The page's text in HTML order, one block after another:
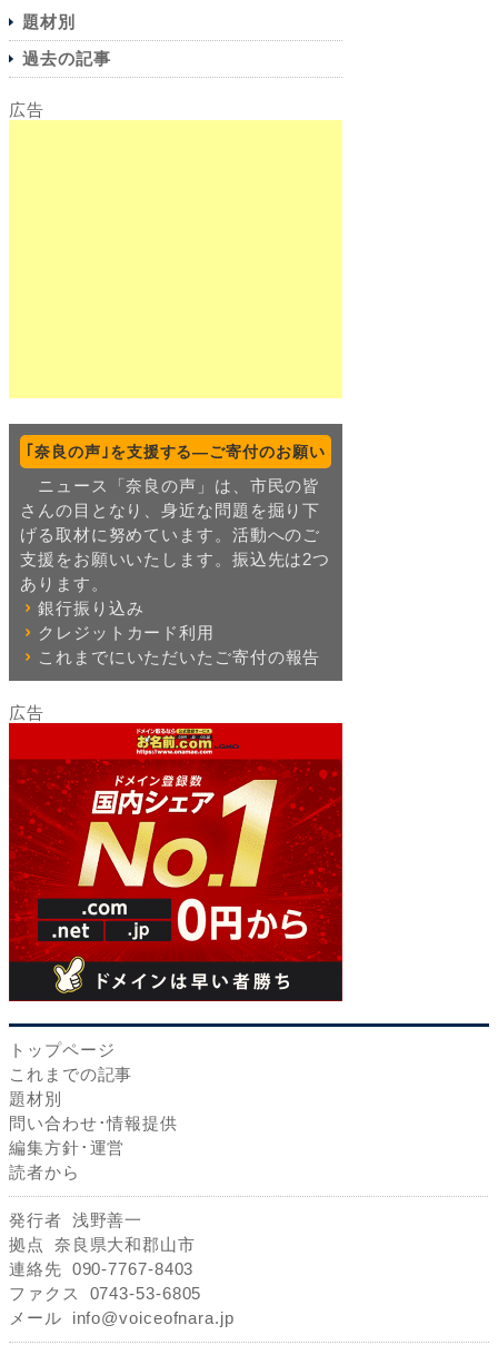
題材別
過去の記事
｢奈良の声｣を支援する―ご寄付のお願い
ニュース「奈良の声」は、市民の皆
さんの目となり、身近な問題を掘り下
げる取材に努めています。活動へのご
支援をお願いいたします。振込先は2つ
あります。
銀行振り込み
クレジットカード利用
これまでにいただいたご寄付の報告
トップページ
これまでの記事
題材別
問い合わせ･情報提供
編集方針･運営
読者から
発行者 浅野善一
拠点
奈良県大和郡山市
連絡先 090-7767-8403
ファクス
0743-53-6805
メール
info@voiceofnara.jp